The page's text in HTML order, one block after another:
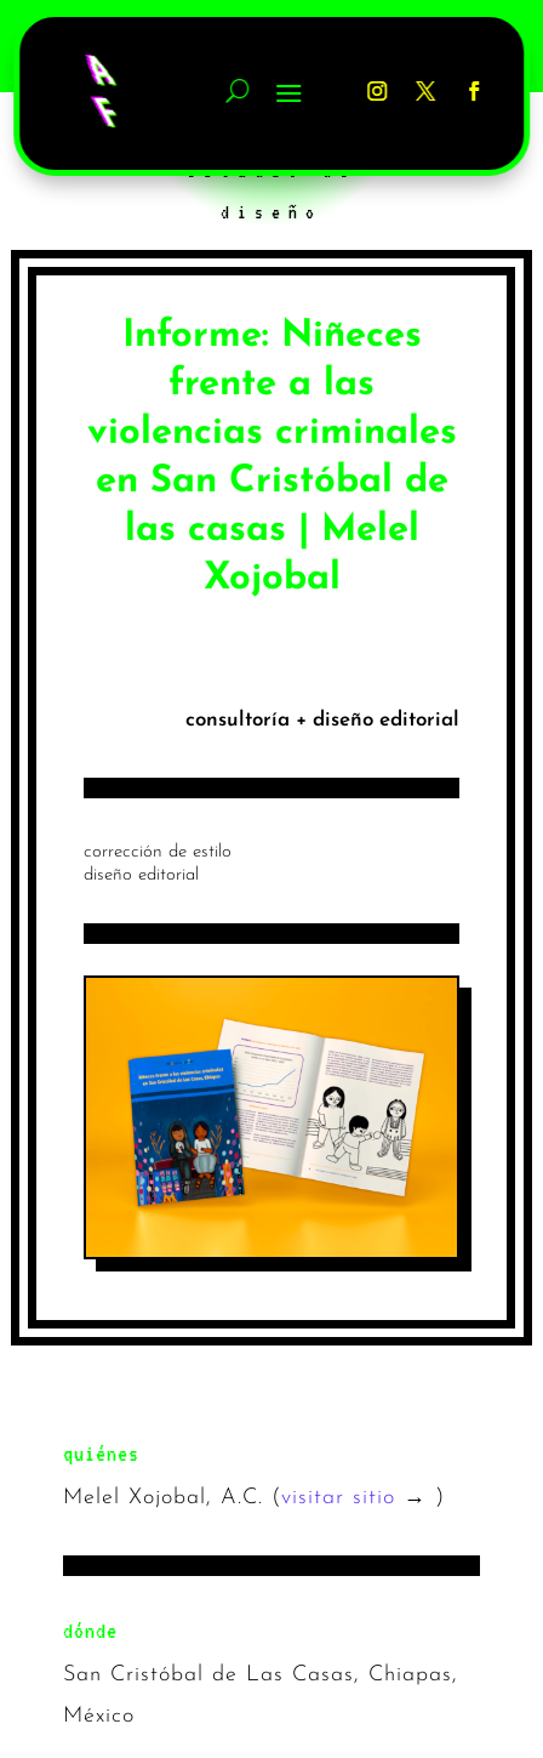
estudio de
diseño
Informe: Niñeces
frente a las
violencias criminales
en San Cristóbal de
las casas | Melel
Xojobal
consultoría + diseño editorial
corrección de estilo
diseño editorial
quiénes
Melel Xojobal, A.C. (visitar sitio → )
dónde
San Cristóbal de Las Casas, Chiapas,
México